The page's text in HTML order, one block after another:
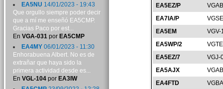
EA5EZ/P
EA7IA/P
EA5EM
VGV-
EA5WP/2
EA5EZ/7
VGJ-
EA5AJX
EA4FTD
EA5NU 14/01/2023 - 19:43
Que orgullo siempre poder decir
que a mí me enseñó EA5CMP.
Gracias Paco por est...
En VGA-031 por EA5CMP
EA4MY06/01/2023 - 11:30
Enhorabuena Albert. No es de
extrañar que haya sido la
primera actividad desde es...
En VGL-104por EA3IW